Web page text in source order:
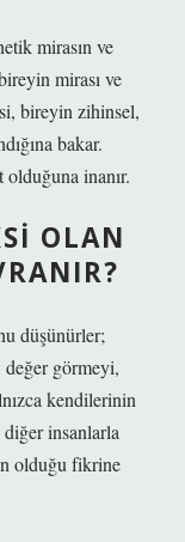
mirasın ve
mirası ve
bireyin zihinsel,
bakar.
inanır.
OLAN
düşünürler;
değer görmeyi,
kendilerinin
insanlarla
olduğu fikrine